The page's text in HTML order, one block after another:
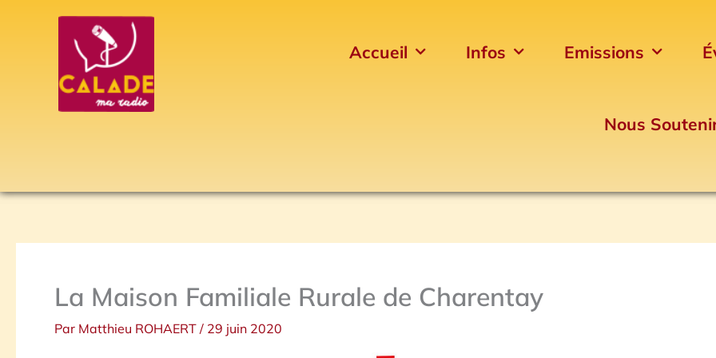
Accueil Infos Emissions
Nous
La Maison Familiale Rurale de Charentay
Par Matthieu ROHAERT / 29 juin 2020